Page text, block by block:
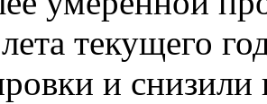
текущего
и